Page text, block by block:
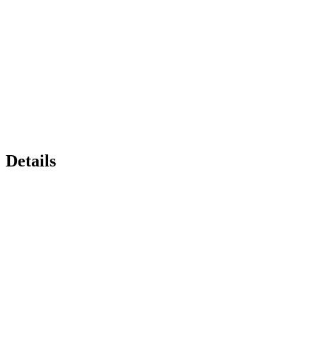
Details